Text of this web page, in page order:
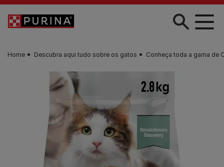
Skip to main content
Home Descubra aqui tudo sobre os gatos Conheça toda a gama de